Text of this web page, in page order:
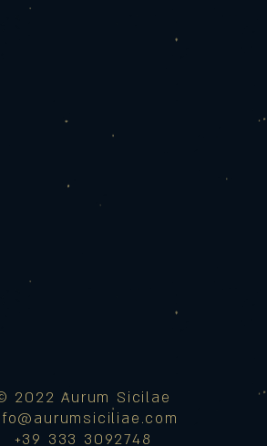
2022 Aurum Sicilae
+39 333 3092748